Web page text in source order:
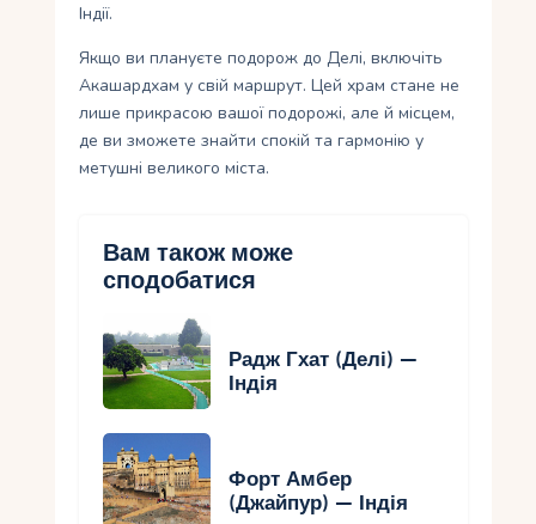
Індії.
Якщо ви плануєте подорож до Делі, включіть
Акашардхам у свій маршрут. Цей храм стане не
лише прикрасою вашої подорожі, але й місцем,
де ви зможете знайти спокій та гармонію у
метушні великого міста.
Вам також може
сподобатися
Радж Гхат (Делі) —
Індія
Форт Амбер
(Джайпур) — Індія